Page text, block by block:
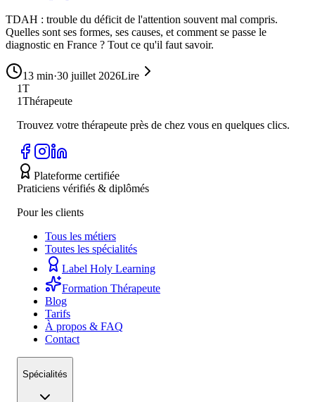
TDAH : trouble du déficit de l'attention souvent mal compris.
Quelles sont ses formes, ses causes, et comment se passe le
diagnostic en France ? Tout ce qu'il faut savoir.
13 min·30 juillet 2026Lire
1T
1Thérapeute
Trouvez votre thérapeute près de chez vous en quelques clics.
Plateforme certifiée
Praticiens vérifiés & diplômés
Pour les clients
Tous les métiers
Toutes les spécialités
Label Holy Learning
Formation Thérapeute
Blog
Tarifs
À propos & FAQ
Contact
Spécialités